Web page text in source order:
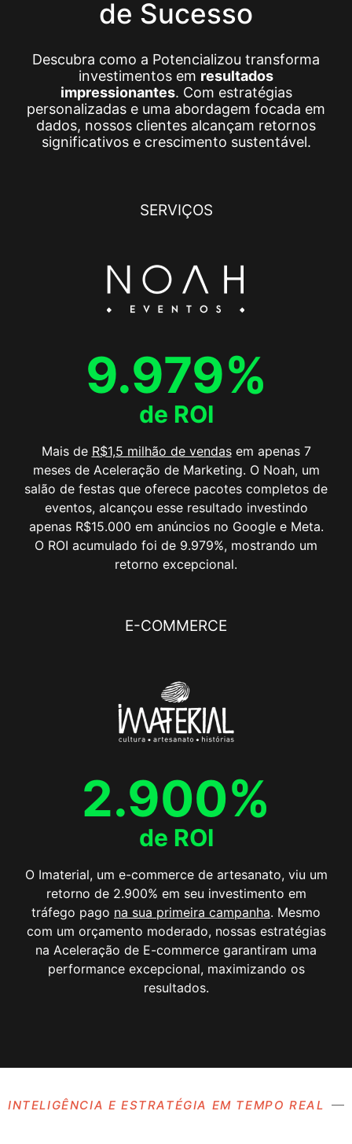
de Sucesso
Descubra como a Potencializou transforma
investimentos em resultados
impressionantes. Com estratégias
personalizadas e uma abordagem focada em
dados, nossos clientes alcançam retornos
significativos e crescimento sustentável.
SERVIÇOS
9.979%
de ROI
Mais de R$1,5 milhão de vendasem apenas 7
meses de Aceleração de Marketing. O Noah, um
salão de festas que oferece pacotes completos de
eventos, alcançou esse resultado investindo
apenas R$15.000 em anúncios no Google e Meta.
O ROI acumulado foi de 9.979%, mostrando um
retorno excepcional.
E-COMMERCE
2.900%
de ROI
O Imaterial, um e-commerce de artesanato, viu um
retorno de 2.900% em seu investimento em
tráfego pago na sua primeira campanha. Mesmo
com um orçamento moderado, nossas estratégias
na Aceleração de E-commerce garantiram uma
performance excepcional, maximizando os
resultados.
INTELIGÊNCIA E ESTRATÉGIA EM TEMPO REAL